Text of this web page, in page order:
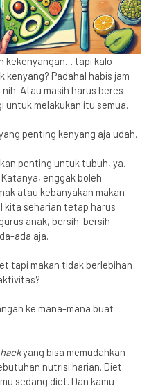
kekenyangan… tapi kalo
kenyang? Padahal habis jam
Atau masih harus beres-
untuk melakukan itu semua.
penting kenyang aja udah.
penting untuk tubuh, ya.
enggak boleh
atau kebanyakan makan
kita seharian tetap harus
anak, bersih-bersih
ada aja.
tapi makan tidak berlebihan
ke mana-mana buat
hackyang bisa memudahkan
nutrisi harian. Diet
sedang diet. Dan kamu